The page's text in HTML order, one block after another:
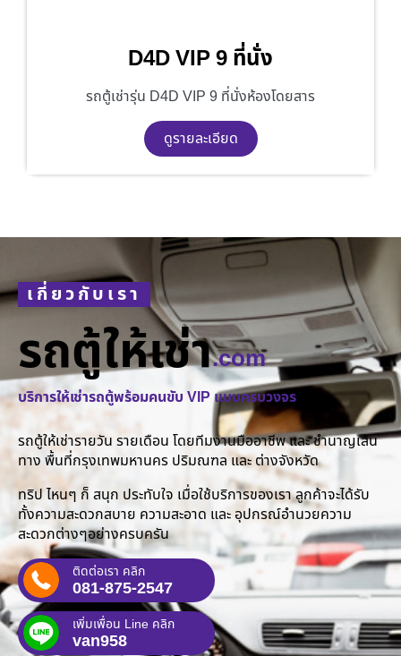
D4D VIP 9 ที่นั่ง
รถตู้เช่ารุ่น D4D VIP 9 ที่นั่งห้องโดยสาร
ดูรายละเอียด
เกี่ยวกับเรา
รถตู้ให้เช่า.com
บริการให้เช่ารถตู้พร้อมคนขับ VIP แบบครบวงจร
รถตู้ให้เช่ารายวัน รายเดือน โดยทีมงานมืออาชีพ และ ชำนาญเส้น
ทาง พื้นที่กรุงเทพมหานคร ปริมณฑล และ ต่างจังหวัด
ทริป ไหนๆ ก็ สนุก ประทับใจ เมื่อใช้บริการของเรา ลูกค้าจะได้รับ
ทั้งความสะดวกสบาย ความสะอาด และ อุปกรณ์อำนวยความ
สะดวกต่างๆอย่างครบครัน
ติดต่อเรา คลิก
081-875-2547
เพิ่มเพื่อน Line คลิก
van958